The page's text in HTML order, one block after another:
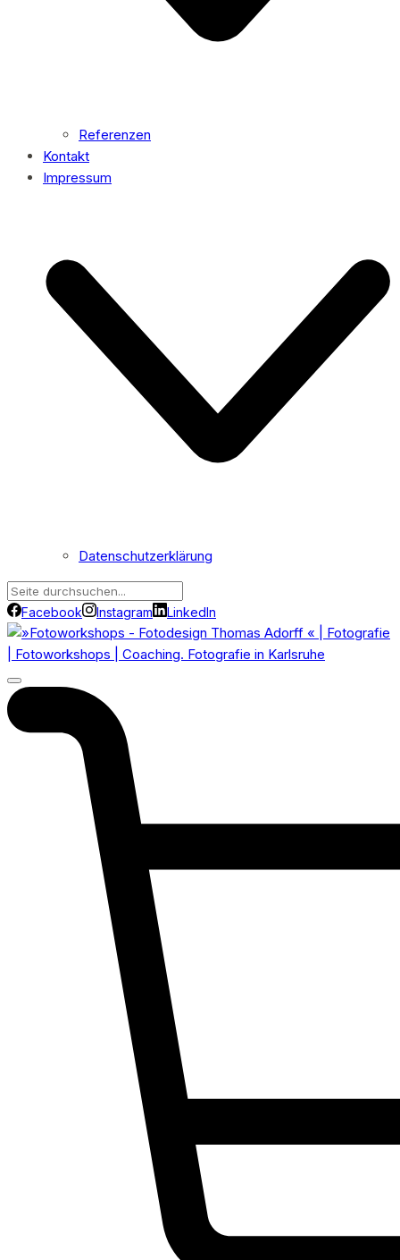
Referenzen
Kontakt
Impressum
Datenschutzerklärung
Facebook Instagram LinkedIn